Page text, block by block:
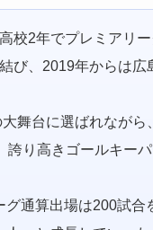
校2年でプレミアリ
び、2019年からは広
舞台に選ばれながら
り高きゴールキーパ
通算出場は200試合